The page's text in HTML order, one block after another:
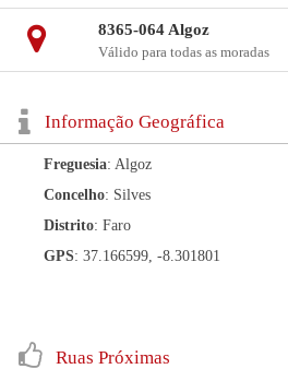
8365-064 Algoz
Válido para todas as moradas
Informação Geográfica
Freguesia: Algoz
Concelho: Silves
Distrito: Faro
GPS: 37.166599, -8.301801
Ruas Próximas